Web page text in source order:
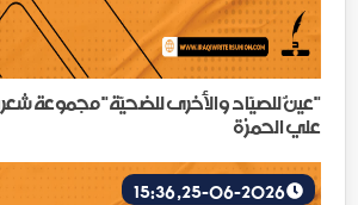
"عينٌ للصيّاد والأخرى للضحيّة" مجموعة
علي الحمزة